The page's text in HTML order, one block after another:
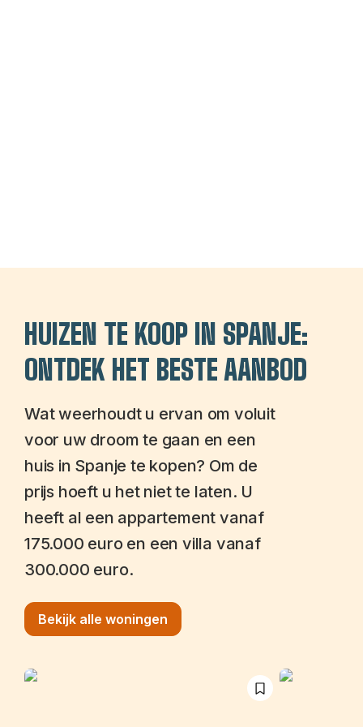
HUIZEN TE KOOP IN SPANJE:
ONTDEK HET BESTE AANBOD
Wat weerhoudt u ervan om voluit
voor uw droom te gaan en een
huis in Spanje te kopen? Om de
prijs hoeft u het niet te laten. U
heeft al een appartement vanaf
175.000 euro en een villa vanaf
300.000 euro.
Bekijk alle woningen